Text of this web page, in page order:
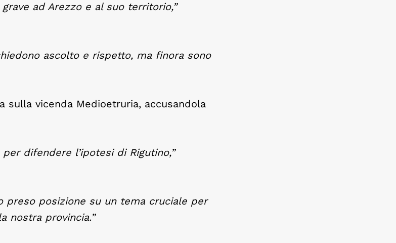
ad Arezzo e al suo territorio,”
ascolto e rispetto, ma finora sono
sulla vicenda Medioetruria, accusandola
difendere l’ipotesi di Rigutino,”
preso posizione su un tema cruciale per
nostra provincia.”